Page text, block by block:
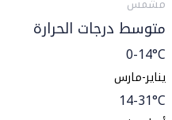
مشمس
متوسط درجات الحرارة
0-14°C
يناير-مارس
14-31°C